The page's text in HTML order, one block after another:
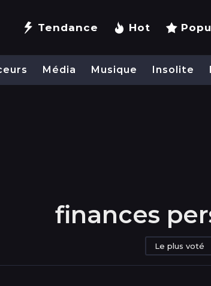
Tendance Hot
Média Musique Insolite
finances
Le plus voté